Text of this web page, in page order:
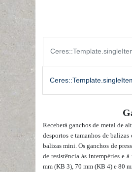
Receberá ganchos de metal de
desportos e tamanhos de
balizas mini. Os ganchos de
de resistência às intempéries e
mm (KB 3), 70 mm (KB 4) e 80